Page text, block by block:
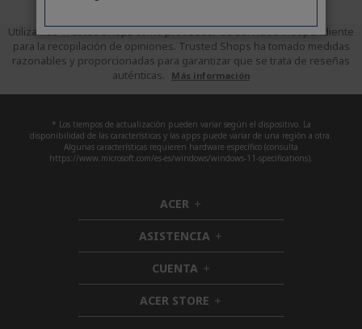
Utilizamos Trusted Shops como proveedor de servicios independiente
para la recopilación de opiniones. Trusted Shops ha tomado medidas
razonables y proporcionadas para garantizar que se trata de reseñas
auténticas.
Más información
* Los tiempos de actualización pueden variar según el dispositivo. La
disponibilidad de las características y las apps puede variar de una región a otra.
Algunas características requieren hardware específico (consulta
https://www.microsoft.com/es-es/windows/windows-11-specifications).
ACER h
i
d
d
e
n
ASISTENCIA h
i
d
e
n
CUENTA h
i
d
d
ACER STORE h
i